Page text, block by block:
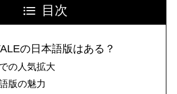
目次
の日本語版はある？
の人気拡大
版の魅力